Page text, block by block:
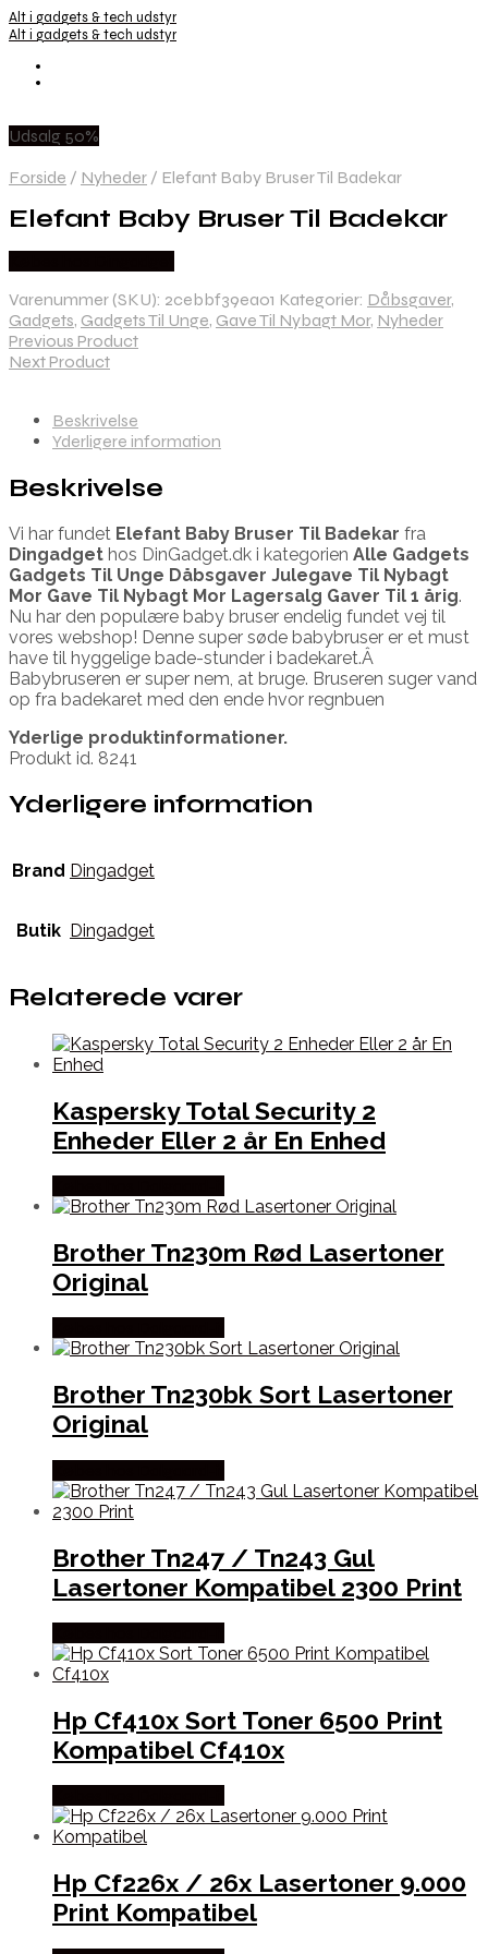
Alt i gadgets & tech udstyr
Alt i gadgets & tech udstyr
Udsalg 50%
Forside / Nyheder / Elefant Baby Bruser Til Badekar
Elefant Baby Bruser Til Badekar
Varenummer (SKU): 2cebbf39ea01 Kategorier: Dåbsgaver,
Gadgets, Gadgets Til Unge, Gave Til Nybagt Mor, Nyheder
Previous Product
Next Product
Beskrivelse
Yderligere information
Beskrivelse
Vi har fundet Elefant Baby Bruser Til Badekar fra
Dingadget hos DinGadget.dk i kategorien Alle Gadgets
Gadgets Til Unge Dåbsgaver Julegave Til Nybagt
Mor Gave Til Nybagt Mor Lagersalg Gaver Til 1 årig.
Nu har den populære baby bruser endelig fundet vej til
vores webshop! Denne super søde babybruser er et must
have til hyggelige bade-stunder i badekaret.Â
Babybruseren er super nem, at bruge. Bruseren suger vand
op fra badekaret med den ende hvor regnbuen
Yderlige produktinformationer.
Produkt id. 8241
Yderligere information
Brand Dingadget
Butik Dingadget
Relaterede varer
Kaspersky Total Security 2
Enheder Eller 2 år En Enhed
Brother Tn230m Rød Lasertoner
Original
Brother Tn230bk Sort Lasertoner
Original
Brother Tn247 / Tn243 Gul
Lasertoner Kompatibel 2300 Print
Hp Cf410x Sort Toner 6500 Print
Kompatibel Cf410x
Hp Cf226x / 26x Lasertoner 9.000
Print Kompatibel